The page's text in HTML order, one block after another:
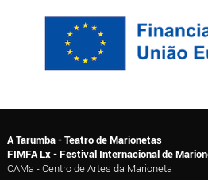
A Tarumba - Teatro de Marionetas
FIMFA Lx - Festival Internacional de
CAMa - Centro de Artes da Marioneta